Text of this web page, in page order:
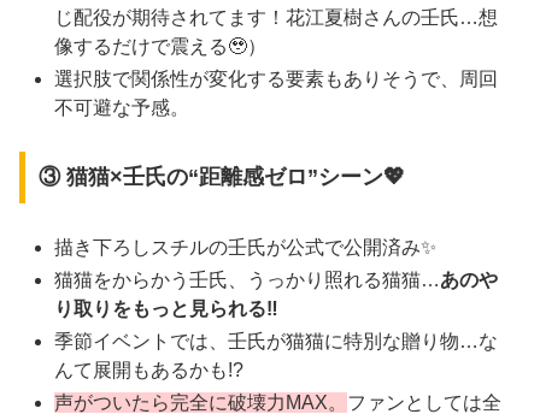
じ配役が期待されてます！花江夏樹さんの壬氏…想
像するだけで震える🥹）
選択肢で関係性が変化する要素もありそうで、周回
不可避な予感。
③ 猫猫×壬氏の“距離感ゼロ”シーン💖
描き下ろしスチルの壬氏が公式で公開済み✨
猫猫をからかう壬氏、うっかり照れる猫猫…あのや
り取りをもっと見られる‼️
季節イベントでは、壬氏が猫猫に特別な贈り物…な
んて展開もあるかも!?
声がついたら完全に破壊力MAX。 ファンとしては全